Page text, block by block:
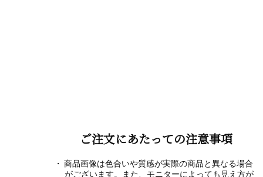
ご注文にあたっての注意事項
商品画像は色合いや質感が実際の商品と異なる場合
がございます。また、モニターによっても見え方が